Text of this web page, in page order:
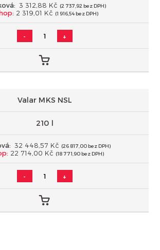
3 312,88 Kč (2 737,92 bez DPH)
2 319,01 Kč (1 916,54 bez DPH)
- +
Valar MKS NSL
210 l
32 448,57 Kč (26 817,00 bez DPH)
22 714,00 Kč (18 771,90 bez DPH)
- +